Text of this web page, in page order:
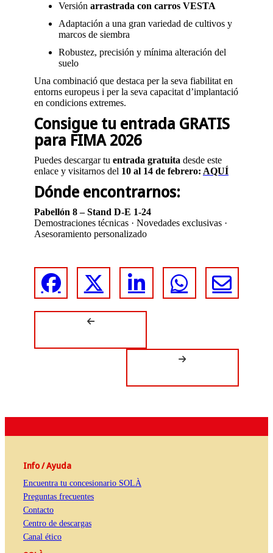
Versión arrastrada con carros VESTA
Adaptación a una gran variedad de cultivos y
marcos de siembra
Robustez, precisión y mínima alteración del
suelo
Una combinació que destaca per la seva fiabilitat en
entorns europeus i per la seva capacitat d’implantació
en condicions extremes.
Consigue tu entrada GRATIS
para FIMA 2026
Puedes descargar tu entrada gratuita desde este
enlace y visitarnos del 10 al 14 de febrero: AQUÍ
Dónde encontrarnos:
Pabellón 8 – Stand D-E 1-24
Demostraciones técnicas · Novedades exclusivas ·
Asesoramiento personalizado
Info / Ayuda
Encuentra tu concesionario SOLÀ
Preguntas frecuentes
Contacto
Centro de descargas
Canal ético